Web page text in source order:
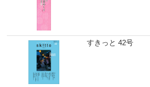
すきっと 42号